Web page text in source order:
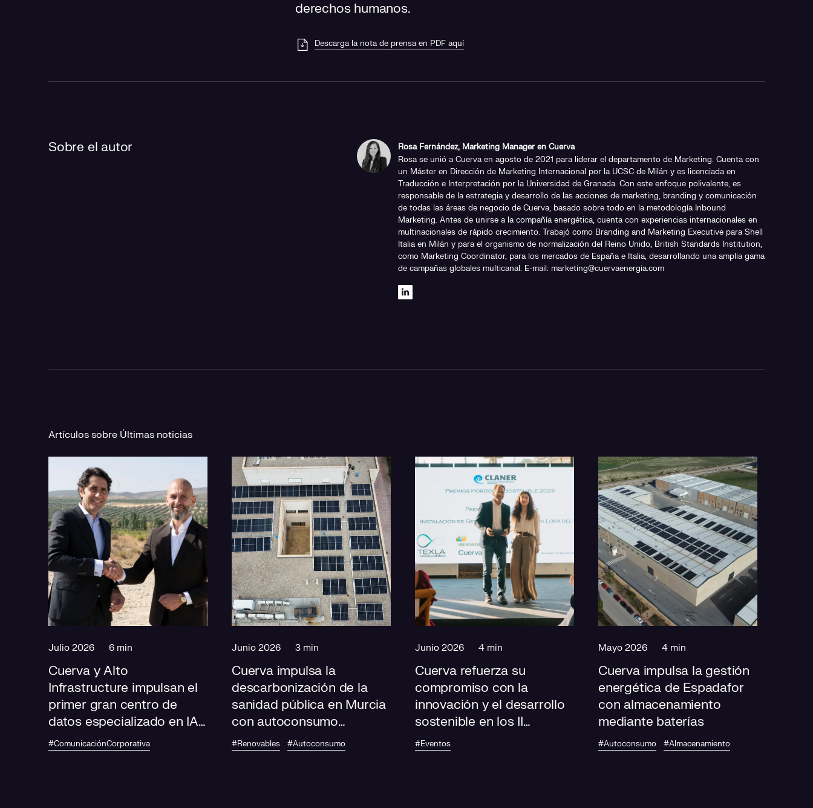
derechos humanos.
Descarga la nota de prensa en PDF aquí
Sobre el autor
Rosa Fernández, Marketing Manager en Cuerva
Rosa se unió a Cuerva en agosto de 2021 para liderar el departamento de Marketing. Cuenta con
un Máster en Dirección de Marketing Internacional por la UCSC de Milán y es licenciada en
Traducción e Interpretación por la Universidad de Granada. Con este enfoque polivalente, es
responsable de la estrategia y desarrollo de las acciones de marketing, branding y comunicación
de todas las áreas de negocio de Cuerva, basado sobre todo en la metodología Inbound
Marketing. Antes de unirse a la compañía energética, cuenta con experiencias internacionales en
multinacionales de rápido crecimiento. Trabajó como Branding and Marketing Executive para Shell
Italia en Milán y para el organismo de normalización del Reino Unido, British Standards Institution,
como Marketing Coordinator, para los mercados de España e Italia, desarrollando una amplia gama
de campañas globales multicanal. E-mail: marketing@cuervaenergia.com
Artículos sobre Últimas noticias
Julio 2026 6 min
Cuerva y Alto
Infrastructure impulsan el
primer gran centro de
datos especializado en IA
de Andalucía
#ComunicaciónCorporativa
Junio 2026 3 min
Cuerva impulsa la
descarbonización de la
sanidad pública en Murcia
con autoconsumo
fotovoltaico en 13 centros
de salud
#Renovables #Autoconsumo
Junio 2026 4 min
Cuerva refuerza su
compromiso con la
innovación y el desarrollo
sostenible en los II
Premios Horizonte
Sostenible de CLANER
#Eventos
Mayo 2026 4 min
Cuerva impulsa la gestión
energética de Espadafor
con almacenamiento
mediante baterías
#Autoconsumo #Almacenamiento